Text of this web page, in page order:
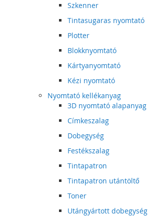
Szkenner
Tintasugaras nyomtató
Plotter
Blokknyomtató
Kártyanyomtató
Kézi nyomtató
Nyomtató kellékanyag
3D nyomtató alapanyag
Címkeszalag
Dobegység
Festékszalag
Tintapatron
Tintapatron utántöltő
Toner
Utángyártott dobegység